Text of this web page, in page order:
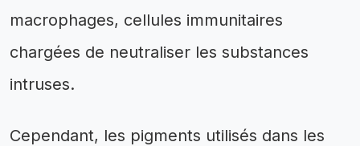
macrophages, cellules immunitaires
chargées de neutraliser les substances
intruses.
Cependant, les pigments utilisés dans les